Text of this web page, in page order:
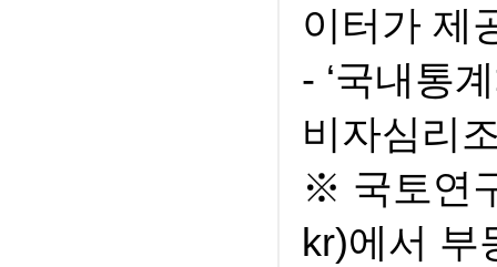
이터가 제
- ‘국내통
비자심리
※ 국토연
kr)에서 부